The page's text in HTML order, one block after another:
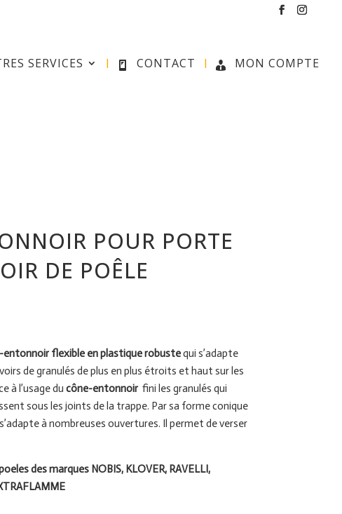
SERVICES CONTACT MON COMPTE
POUR PORTE
DE POÊLE
entonnoir flexible en plastique robustequi s’adapte
de granulés de plus en plus étroits et haut sur les
à l’usage du cône-entonnoir fini les granulés qui
sous les joints de la trappe. Par sa forme conique
à nombreuses ouvertures. Il permet de verser
des marques NOBIS, KLOVER, RAVELLI,